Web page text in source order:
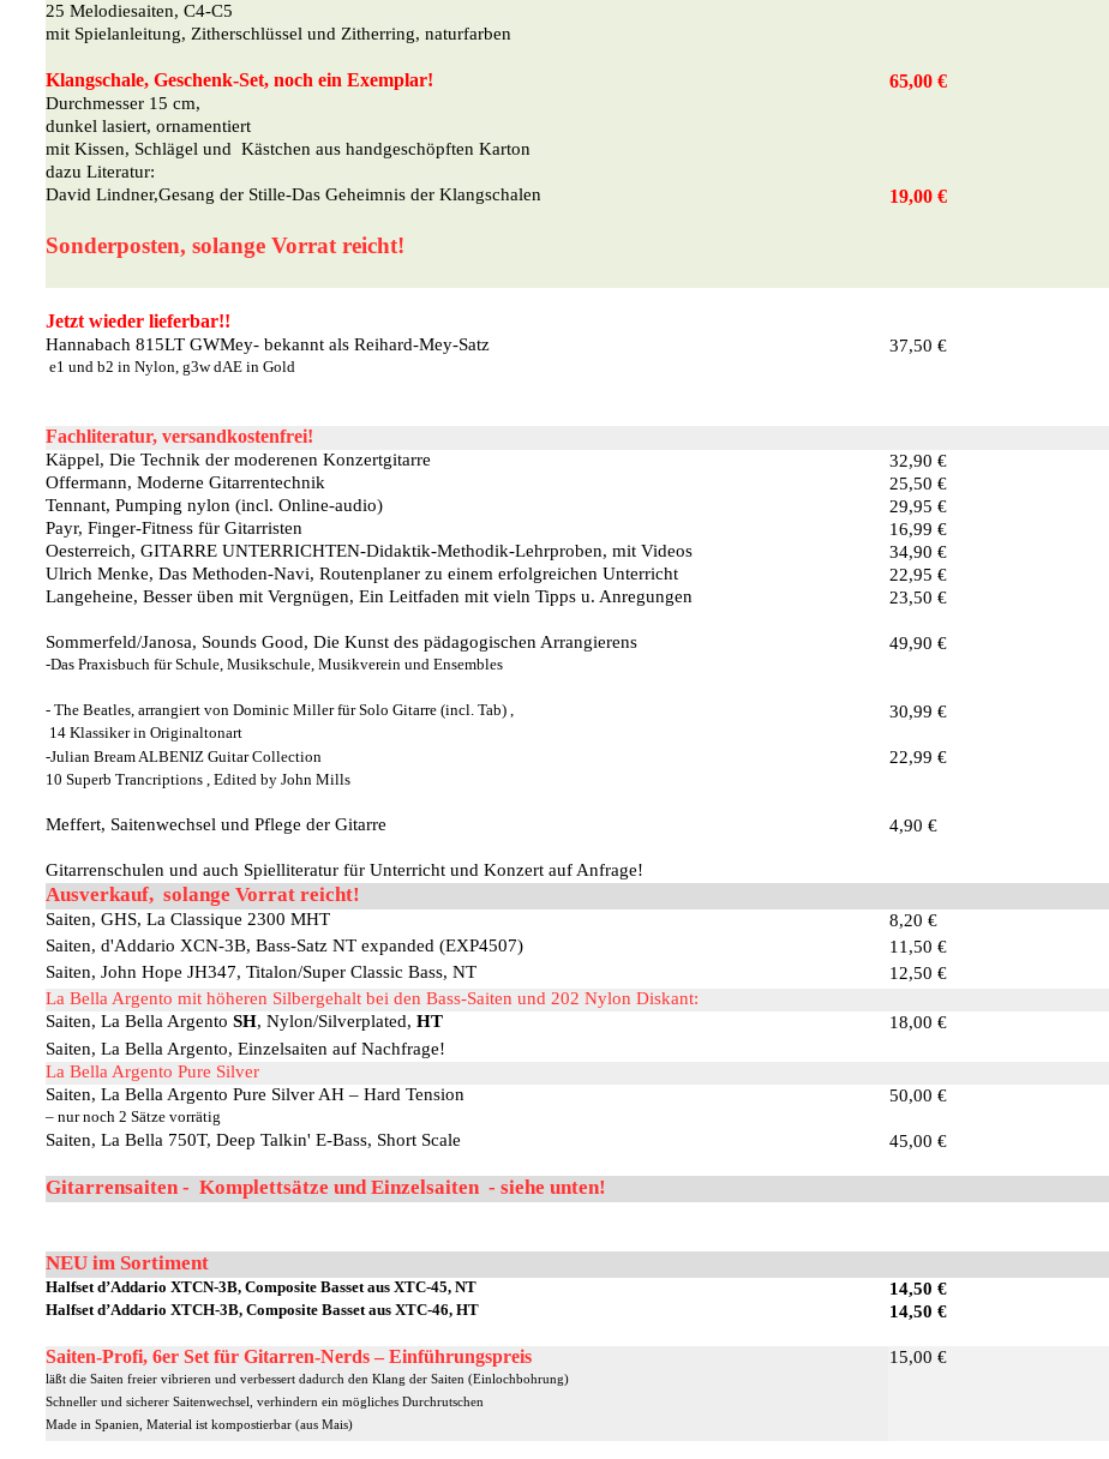
25 Melodiesaiten, C4-C5
mit Spielanleitung, Zitherschlüssel und Zitherring, naturfarben
Klangschale, Geschenk-Set, noch ein Exemplar! 65,00 €
Durchmesser 15 cm,
dunkel lasiert, ornamentiert
mit Kissen, Schlägel und Kästchen aus handgeschöpften Karton
dazu Literatur:
David Lindner,Gesang der Stille-Das Geheimnis der Klangschalen
19,00 €
Sonderposten, solange Vorrat reicht!
Jetzt wieder lieferbar!!
Hannabach 815LT GWMey- bekannt als Reihard-Mey-Satz 37,50 €
e1 und b2 in Nylon, g3w dAE in Gold
Fachliteratur, versandkostenfrei!
Käppel, Die Technik der moderenen Konzertgitarre
32,90 €
Offermann, Moderne Gitarrentechnik
25,50 €
Tennant, Pumping nylon (incl. Online-audio)
29,95 €
Payr, Finger-Fitness für Gitarristen
16,99 €
Oesterreich, GITARRE UNTERRICHTEN-Didaktik-Methodik-Lehrproben, mit Videos
34,90 €
Ulrich Menke, Das Methoden-Navi, Routenplaner zu einem erfolgreichen Unterricht
22,95 €
Langeheine, Besser üben mit Vergnügen, Ein Leitfaden mit vieln Tipps u. Anregungen
23,50 €
Sommerfeld/Janosa, Sounds Good, Die Kunst des pädagogischen Arrangierens 49,90 €
-Das Praxisbuch für Schule, Musikschule, Musikverein und Ensembles
- The Beatles, arrangiert von Dominic Miller für Solo Gitarre (incl. Tab) , 30,99 €
14 Klassiker in Originaltonart
-Julian Bream ALBENIZ Guitar Collection
22,99 €
10 Superb Trancriptions , Edited by John Mills
Meffert, Saitenwechsel und Pflege der Gitarre 4,90 €
Gitarrenschulen und auch Spielliteratur für Unterricht und Konzert auf Anfrage!
Ausverkauf, solange Vorrat reicht!
Saiten, GHS, La Classique 2300 MHT
8,20 €
Saiten, d'Addario XCN-3B, Bass-Satz NT expanded (EXP4507)
11,50 €
Saiten, John Hope JH347, Titalon/Super Classic Bass, NT
12,50 €
La Bella Argento mit höheren Silbergehalt bei den Bass-Saiten und 202 Nylon Diskant:
Saiten, La Bella Argento SH, Nylon/Silverplated, HT
18,00 €
Saiten, La Bella Argento, Einzelsaiten auf Nachfrage!
La Bella Argento Pure Silver
Saiten, La Bella Argento Pure Silver AH – Hard Tension
50,00 €
– nur noch 2 Sätze vorrätig
Saiten, La Bella 750T, Deep Talkin' E-Bass, Short Scale 45,00 €
Gitarrensaiten - Komplettsätze und Einzelsaiten - siehe unten!
NEU im Sortiment
Halfset d’Addario XTCN-3B, Composite Basset aus XTC-45, NT 14,50 €
Halfset d’Addario XTCH-3B, Composite Basset aus XTC-46, HT 14,50 €
Saiten-Profi, 6er Set für Gitarren-Nerds – Einführungspreis 15,00 €
läßt die Saiten freier vibrieren und verbessert dadurch den Klang der Saiten (Einlochbohrung)
Schneller und sicherer Saitenwechsel, verhindern ein mögliches Durchrutschen
Made in Spanien, Material ist kompostierbar (aus Mais)